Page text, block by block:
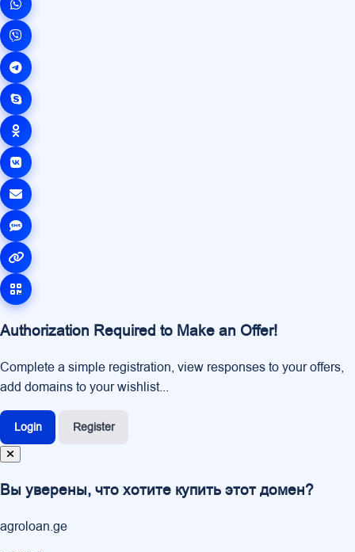
Authorization Required to Make an Offer!
Complete a simple registration, view responses to your offers,
add domains to your wishlist...
Login Register
Вы уверены, что хотите купить этот домен?
agroloan.ge